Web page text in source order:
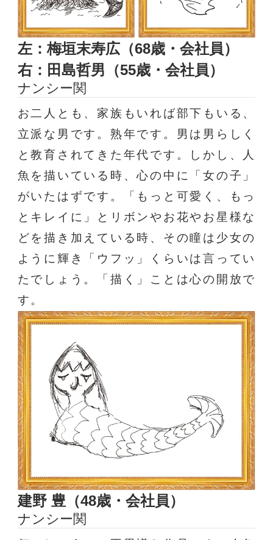
左：梅垣末寿広（68歳・会社員）
右：田島哲男（55歳・会社員）
ナンシー関
お二人とも、家族もいれば部下もいる、
立派な男です。熟年です。男は男らしく
と教育されてきた年代です。しかし、人
魚を描いている時、心の中に「女の子」
がいたはずです。「もっと可愛く、もっ
とキレイに」とリボンやお花やお星様な
どを描き加えている時、その瞳は少女の
ように輝き「ウフッ」くらいは言ってい
たでしょう。「描く」ことは心の開放で
す。
建野 豊（48歳・会社員）
ナンシー関